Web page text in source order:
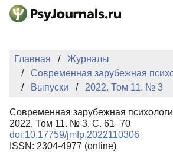
Перейти к основному содержанию
НОВОСТИ
ИЗДАНИЯ
АВТОРЫ
БАЗА ЗНАНИЙ
КЛЮЧЕВЫЕ
Регистрация
Главная
Журналы
Современная зарубежная
Выпуски
2022. Том 11. № 3
Современная зарубежная
2022. Том 11. № 3. С. 61–70
doi:10.17759/jmfp.2022110306
ISSN: 2304-4977 (online)